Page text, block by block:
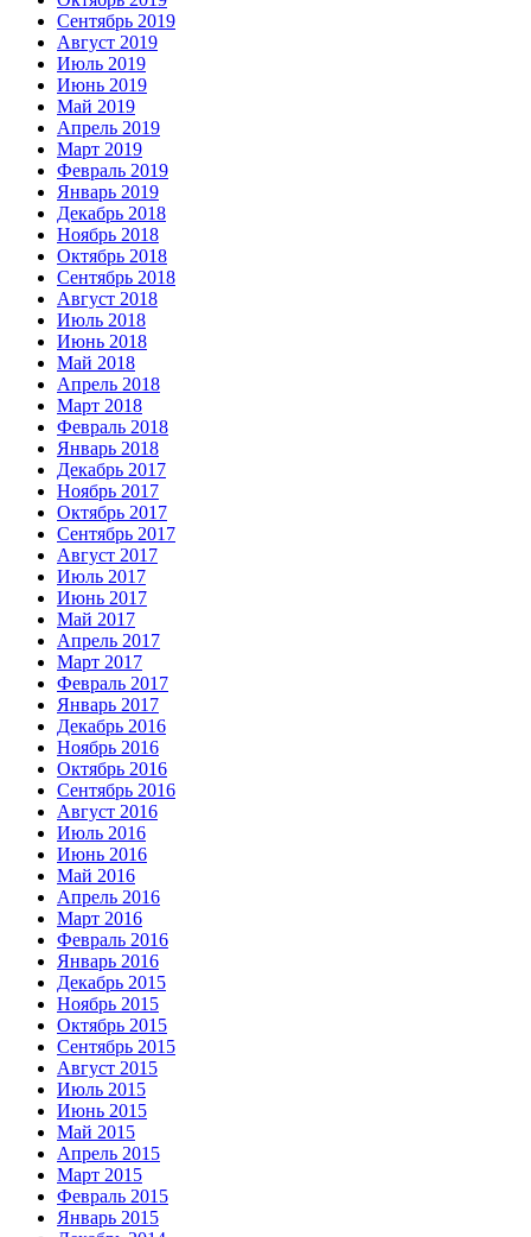
Сентябрь 2019
Август 2019
Июль 2019
Июнь 2019
Май 2019
Апрель 2019
Март 2019
Февраль 2019
Январь 2019
Декабрь 2018
Ноябрь 2018
Октябрь 2018
Сентябрь 2018
Август 2018
Июль 2018
Июнь 2018
Май 2018
Апрель 2018
Март 2018
Февраль 2018
Январь 2018
Декабрь 2017
Ноябрь 2017
Октябрь 2017
Сентябрь 2017
Август 2017
Июль 2017
Июнь 2017
Май 2017
Апрель 2017
Март 2017
Февраль 2017
Январь 2017
Декабрь 2016
Ноябрь 2016
Октябрь 2016
Сентябрь 2016
Август 2016
Июль 2016
Июнь 2016
Май 2016
Апрель 2016
Март 2016
Февраль 2016
Январь 2016
Декабрь 2015
Ноябрь 2015
Октябрь 2015
Сентябрь 2015
Август 2015
Июль 2015
Июнь 2015
Май 2015
Апрель 2015
Март 2015
Февраль 2015
Январь 2015